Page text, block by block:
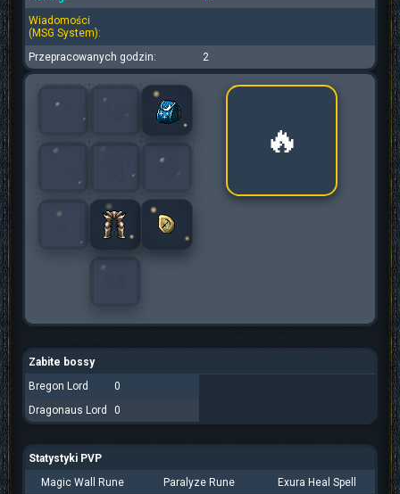
Wiadomości
(MSG System):
Przepracowanych godzin:
2
🔥
Zabite bossy
Bregon Lord
0
Dragonaus Lord
0
Statystyki PVP
Magic Wall Rune
Paralyze Rune
Exura Heal Spell